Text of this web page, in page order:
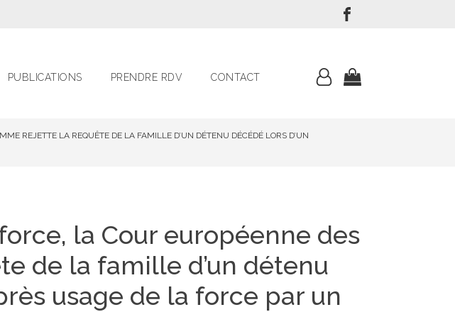
PUBLICATIONS PRENDRE RDV CONTACT
REJETTE LA REQUÊTE DE LA FAMILLE D’UN DÉTENU DÉCÉDÉ LORS D’UN
la Cour européenne des
de la famille d’un détenu
usage de la force par un